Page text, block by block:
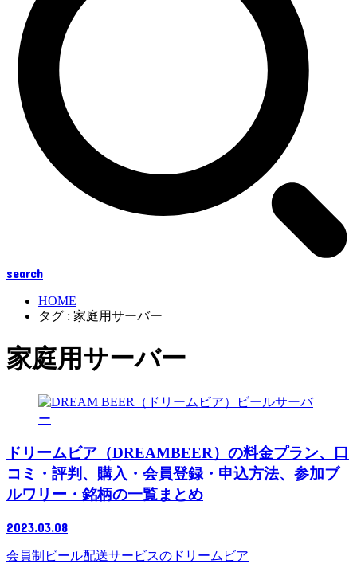
search
HOME
タグ : 家庭用サーバー
家庭用サーバー
ビールサーバ
ー
ドリームビア（DREAMBEER）の料金プラン、口
コミ・評判、購入・会員登録・申込方法、参加ブ
ルワリー・銘柄の一覧まとめ
2023.03.08
会員制ビール配送サービスのドリームビア